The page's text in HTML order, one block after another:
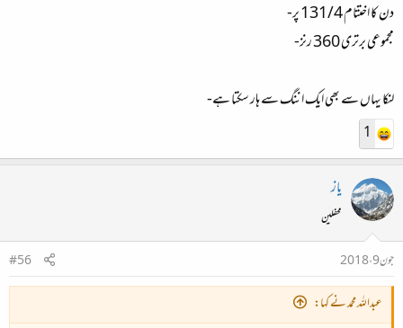
دن کا اختتام 131/4 پر-
مجموعی برتری 360 رنز-
لنکا یہاں سے بھی ایک اننگ سے ہار سکتا ہے-
1
یاز
محفلین
جون 9، 2018
#56
عبداللہ محمد نے کہا: